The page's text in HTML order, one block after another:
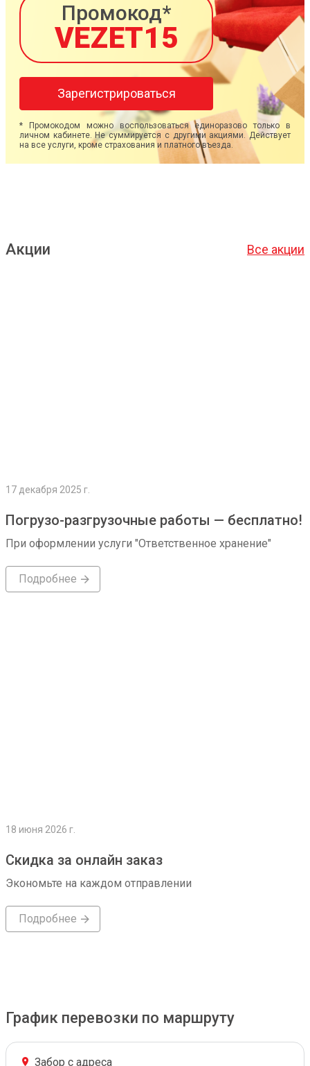
Промокод*
VEZET15
Зарегистрироваться
* Промокодом можно воспользоваться единоразово только в
личном кабинете. Не суммируется с другими акциями. Действует
на все услуги, кроме страхования и платного въезда.
Акции Все акции
17 декабря 2025 г.
Погрузо-разгрузочные работы — бесплатно!
При оформлении услуги "Ответственное хранение"
Подробнее
18 июня 2026 г.
Скидка за онлайн заказ
Экономьте на каждом отправлении
Подробнее
График перевозки по маршруту
Забор с адреса